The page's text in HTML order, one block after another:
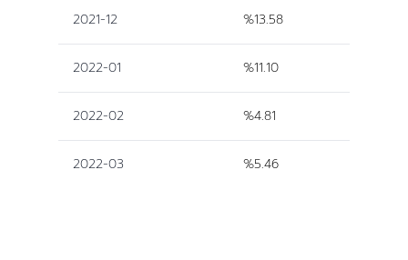
2021-12 %13.58
2022-01 %11.10
2022-02 %4.81
2022-03 %5.46